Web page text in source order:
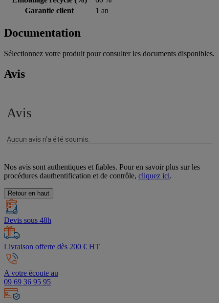
Garantie client
1 an
Documentation
Sélectionnez votre produit pour consulter les documents disponibles.
Avis
Nos avis sont authentiques et fiables. Pour en savoir plus sur les
procédures dauthentification et de contrôle, cliquez ici.
Retour en haut
Devis sous 48h
Livraison offerte dès 200 € HT
A votre écoute au
09 69 36 95 95